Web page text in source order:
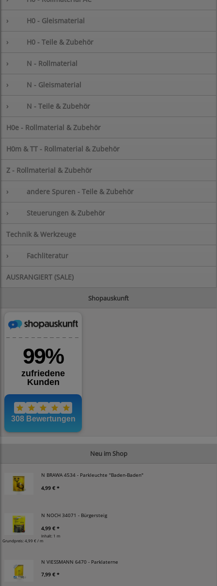
› H0 - Gleismaterial
› H0 - Teile & Zubehör
› N - Rollmaterial
› N - Gleismaterial
› N - Teile & Zubehör
H0e - Rollmaterial & Zubehör
H0m & TT - Rollmaterial & Zubehör
Z - Rollmaterial & Zubehör
› andere Spuren - Teile & Zubehör
› Steuerungen & Zubehör
Technik & Werkzeuge
› Fachliteratur
AUSRANGIERT (SALE)
Shopauskunft
Neu im Shop
N BRAWA 4534 - Parkleuchte "Baden-Baden"
4,99 € *
N NOCH 34071 - Bürgersteig
4,99 € *
Inhalt: 1 m
Grundpreis:4,99 € / m
N VIESSMANN 6470 - Parklaterne
7,99 € *